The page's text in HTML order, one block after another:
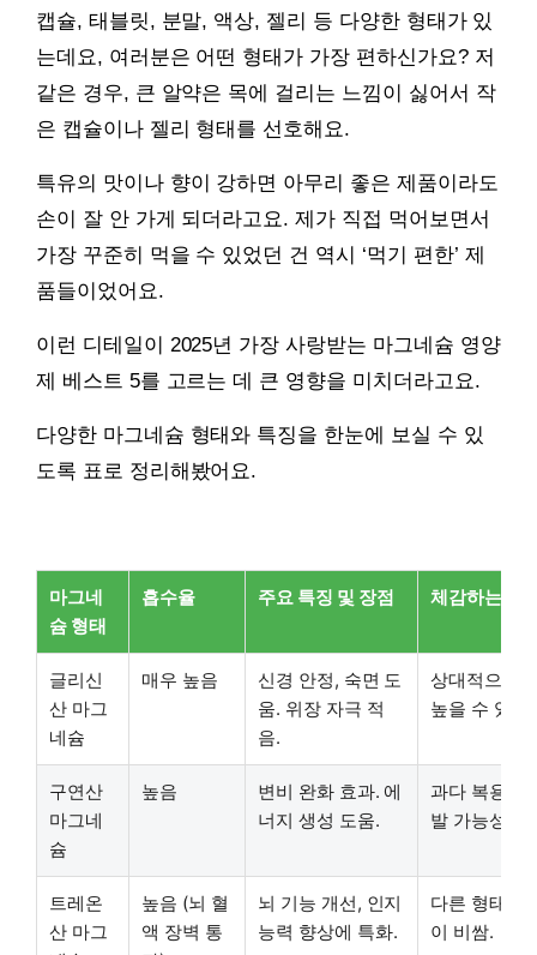
캡슐, 태블릿, 분말, 액상, 젤리 등 다양한 형태가 있
는데요, 여러분은 어떤 형태가 가장 편하신가요? 저
같은 경우, 큰 알약은 목에 걸리는 느낌이 싫어서 작
은 캡슐이나 젤리 형태를 선호해요.
특유의 맛이나 향이 강하면 아무리 좋은 제품이라도
손이 잘 안 가게 되더라고요. 제가 직접 먹어보면서
가장 꾸준히 먹을 수 있었던 건 역시 ‘먹기 편한’ 제
품들이었어요.
이런 디테일이 2025년 가장 사랑받는 마그네슘 영양
제 베스트 5를 고르는 데 큰 영향을 미치더라고요.
다양한 마그네슘 형태와 특징을 한눈에 보실 수 있
도록 표로 정리해봤어요.
마그네
슘 형태
흡수율 주요 특징 및 장점 체감하는 단
글리신
산 마그
네슘
매우 높음
신경 안정, 숙면 도
움. 위장 자극 적
음.
상대적으로
높을 수 있음.
구연산
마그네
슘
높음
변비 완화 효과. 에
너지 생성 도움.
과다 복용 시
발 가능성.
트레온
산 마그
높음 (뇌 혈
액 장벽 통
뇌 기능 개선, 인지
능력 향상에 특화.
다른 형태보
이 비쌈.